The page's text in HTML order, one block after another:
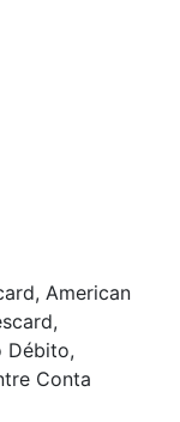
American
Débito,
Conta